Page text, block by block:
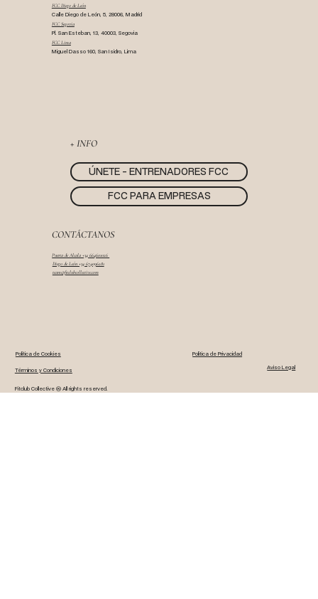
FCC Diego de León
Calle Diego de León, 5, 28006, Madrid
FCC Segovia
Pl. San Esteban, 13, 40003, Segovia
FCC Lima
Miguel Dasso 160, San Isidro, Lima
ÚNETE - ENTRENADORES FCC
+ INFO
FCC PARA EMPRESAS
CONTÁCTANOS
Puerta de Alcala +34 664601026
Diego de León +34 674096281
team@fitclubcollective.com
Términos y Condiciones
Política de Cookies
Aviso Legal
Politica de Privacidad
Fitclub Collective ® All rights reserved.